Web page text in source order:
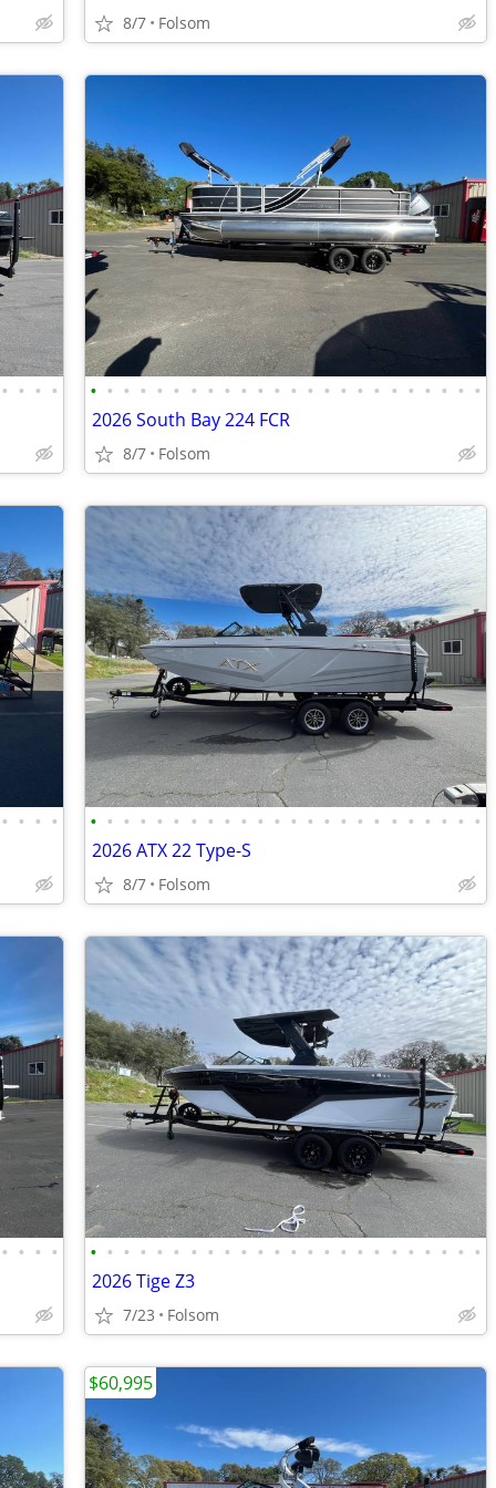
8/7 Folsom
• • • • • • • • • • • • • • • • • • • • • • • • • • • •
2026 South Bay 224 FCR
8/7 Folsom
• • • • • • • • • • • • • • • • • • • • • • • • • • • •
2026 ATX 22 Type-S
8/7 Folsom
• • • • • • • • • • • • • • • • • • • • • • • • • • • •
2026 Tige Z3
7/23 Folsom
$60,995